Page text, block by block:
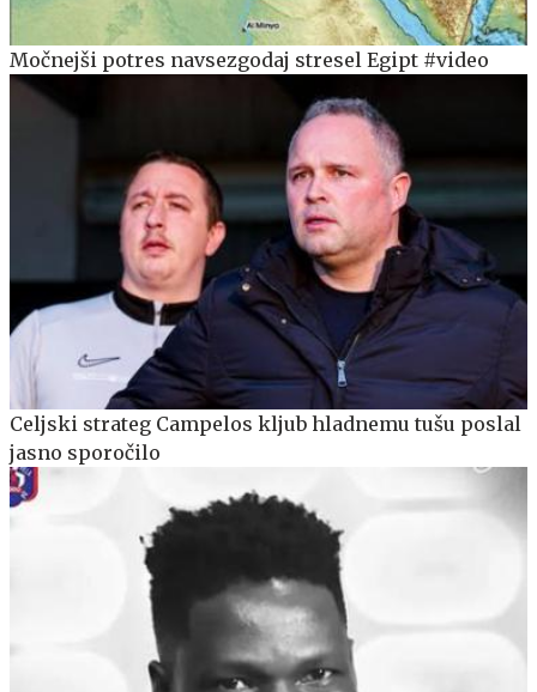
Močnejši potres navsezgodaj stresel Egipt #video
Celjski strateg Campelos kljub hladnemu tušu poslal
jasno sporočilo